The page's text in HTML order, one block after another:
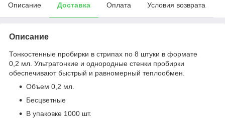
Описание Доставка Оплата Условия возврата
Описание
Тонкостенные пробирки в стрипах по 8 штуки в формате
0,2 мл. Ультратонкие и однородные стенки пробирки
обеспечивают быстрый и равномерный теплообмен.
Объем 0,2 мл.
Бесцветные
В упаковке 1000 шт.